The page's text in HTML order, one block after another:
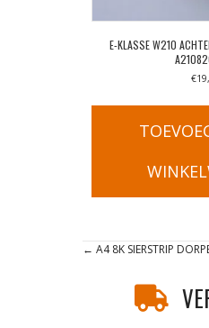
E-KLASSE W210
€
Posts
navigation
← A4 8K SIERSTRIP